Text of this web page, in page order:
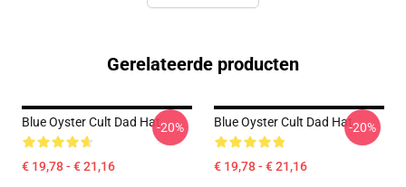
Gerelateerde producten
Blue Oyster Cult Dad Hat
€ 19,78 - € 21,16
-20% Blue Oyster Cult Dad Hat
€ 19,78 - € 21,16
-20%